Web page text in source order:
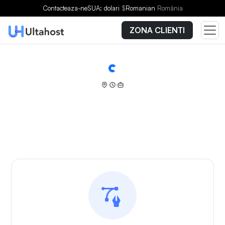
Contacteaza-neSUA: dolari $Romanian România
ZONA CLIENTI